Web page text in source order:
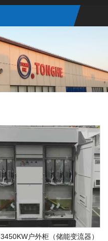
3450KW户外柜（储能变流器）